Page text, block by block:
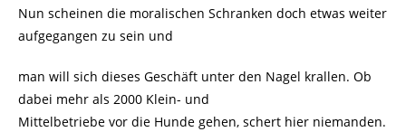
Nun scheinen die moralischen Schranken doch etwas weiter
aufgegangen zu sein und
man will sich dieses Geschäft unter den Nagel krallen. Ob
dabei mehr als 2000 Klein- und
Mittelbetriebe vor die Hunde gehen, schert hier niemanden.